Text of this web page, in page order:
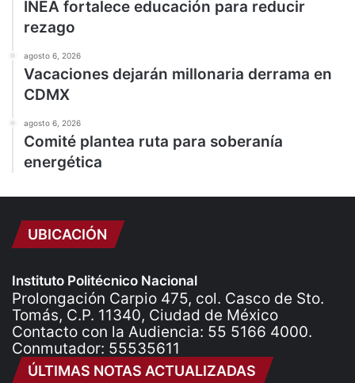
INEA fortalece educación para reducir
rezago
agosto 6, 2026
Vacaciones dejarán millonaria derrama en
CDMX
agosto 6, 2026
Comité plantea ruta para soberanía
energética
UBICACIÓN
Instituto Politécnico Nacional
Prolongación Carpio 475, col. Casco de Sto.
Tomás, C.P. 11340, Ciudad de México
Contacto con la Audiencia: 55 5166 4000.
Conmutador: 55535611
ÚLTIMAS NOTAS ACTUALIZADAS